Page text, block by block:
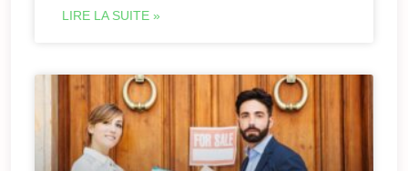
LIRE LA SUITE »